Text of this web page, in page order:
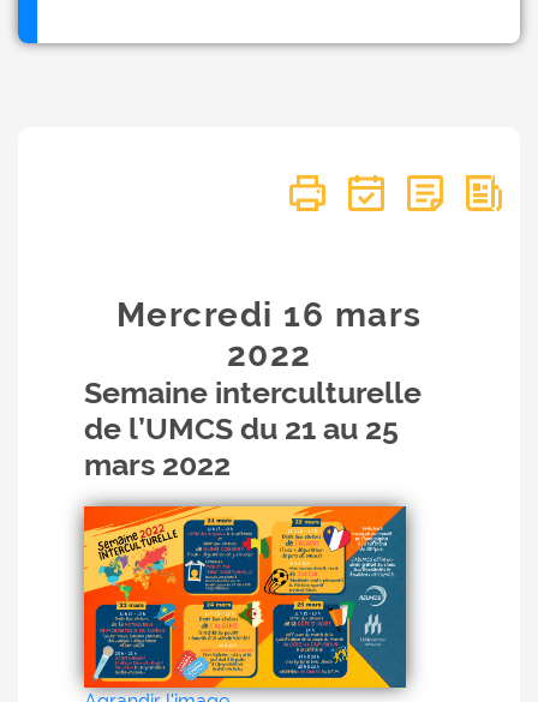
Mercredi 16 mars
2022
Semaine interculturelle
de l’UMCS du 21 au 25
mars 2022